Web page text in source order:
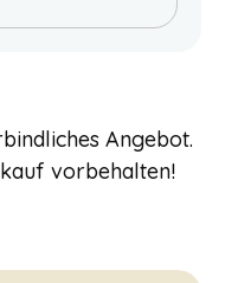
an für etwaAngebot.
vorbehalten!